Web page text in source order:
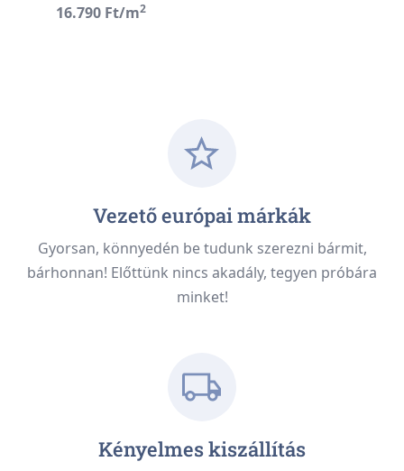
16.790 Ft/m2
Vezető európai márkák
Gyorsan, könnyedén be tudunk szerezni bármit,
bárhonnan! Előttünk nincs akadály, tegyen próbára
minket!
Kényelmes kiszállítás